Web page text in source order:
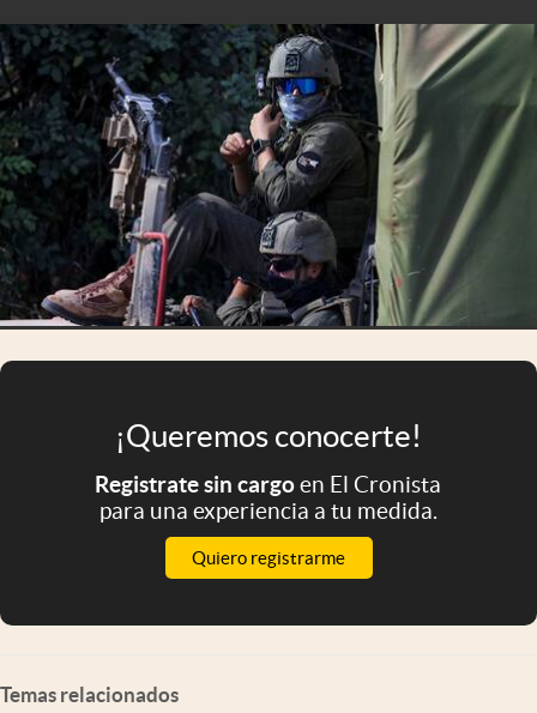
Infotechnology
Clase
Clima
Mundial 2026
Eventos Corporativos
El Cronista Studio
Mediakit
¡Queremos conocerte!
Registrate sin cargoen El Cronista
para una experiencia a tu medida.
Quiero registrarme
Temas relacionados